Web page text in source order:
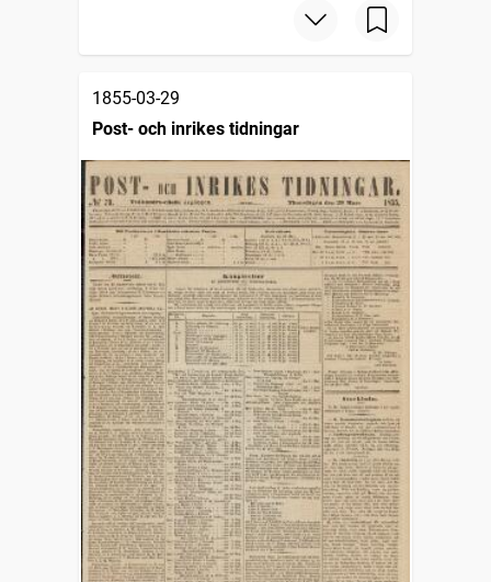
1855-03-29
Post- och inrikes tidningar